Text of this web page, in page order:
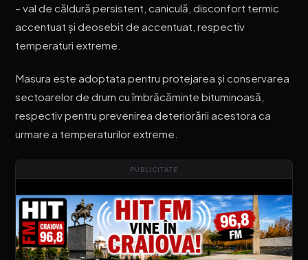
– val de căldură persistent, caniculă, disconfort termic
accentuat și deosebit de accentuat, respectiv
temperaturi extreme.
Masura este adoptata pentru protejarea și conservarea
sectoarelor de drum cu îmbrăcăminte bituminoasă,
respectiv pentru prevenirea deteriorării acestora ca
urmare a temperaturilor extreme.
PUBLICITATE